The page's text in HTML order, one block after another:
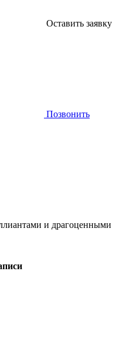
Оставить заявку
Позвонить
и драгоценными